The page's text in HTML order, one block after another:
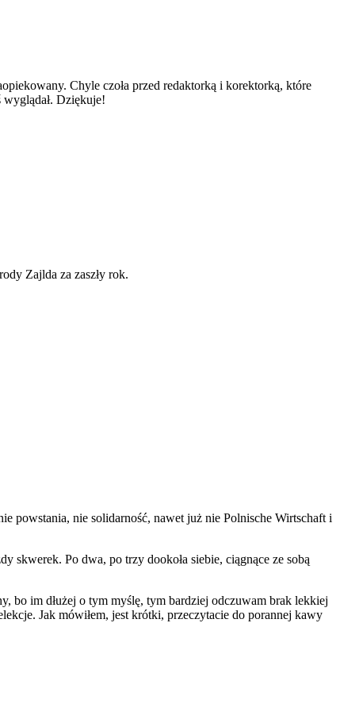
Chyle czoła przed redaktorką i korektorką, które
wyglądał. Dziękuje!
Zajlda za zaszły rok.
powstania, nie solidarność, nawet już nie Polnische Wirtschaft i
skwerek. Po dwa, po trzy dookoła siebie, ciągnące ze sobą
bo im dłużej o tym myślę, tym bardziej odczuwam brak lekkiej
Jak mówiłem, jest krótki, przeczytacie do porannej kawy